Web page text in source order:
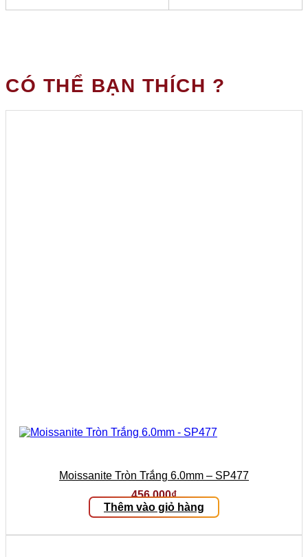
CÓ THỂ BẠN THÍCH ?
Moissanite Tròn Trắng 6.0mm – SP477
456.000₫
Thêm vào giỏ hàng